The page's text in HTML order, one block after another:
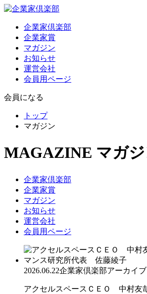
企業家倶楽部
企業家賞
マガジン
お知らせ
運営会社
会員用ページ
会員になる
トップ
マガジン
MAGAZINE マガ
企業家倶楽部
企業家賞
マガジン
お知らせ
運営会社
会員用ページ
2026.06.22企業家倶楽部アーカイブ
アクセルスペースＣＥＯ 中村友